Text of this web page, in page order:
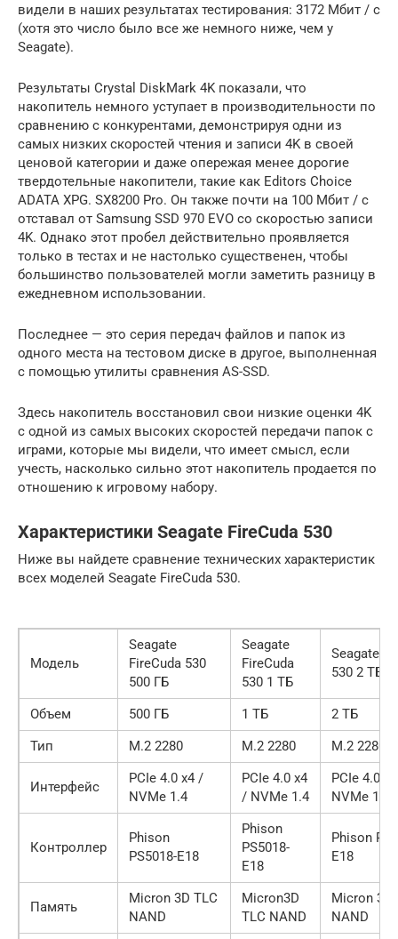
видели в наших результатах тестирования: 3172 Мбит / с
(хотя это число было все же немного ниже, чем у
Seagate).
Результаты Crystal DiskMark 4K показали, что
накопитель немного уступает в производительности по
сравнению с конкурентами, демонстрируя одни из
самых низких скоростей чтения и записи 4K в своей
ценовой категории и даже опережая менее дорогие
твердотельные накопители, такие как Editors Choice
ADATA XPG. SX8200 Pro. Он также почти на 100 Мбит / с
отставал от Samsung SSD 970 EVO со скоростью записи
4K. Однако этот пробел действительно проявляется
только в тестах и ​​не настолько существенен, чтобы
большинство пользователей могли заметить разницу в
ежедневном использовании.
Последнее — это серия передач файлов и папок из
одного места на тестовом диске в другое, выполненная
с помощью утилиты сравнения AS-SSD.
Здесь накопитель восстановил свои низкие оценки 4K
с одной из самых высоких скоростей передачи папок с
играми, которые мы видели, что имеет смысл, если
учесть, насколько сильно этот накопитель продается по
отношению к игровому набору.
Характеристики Seagate FireCuda 530
Ниже вы найдете сравнение технических характеристик
всех моделей Seagate FireCuda 530.
Модель
Seagate
FireCuda 530
500 ГБ
Seagate
FireCuda
530 1 ТБ
Seagate
530 2 ТБ
Объем 500 ГБ 1 ТБ
2 ТБ
Тип
M.2 2280 M.2 2280 M.2 2280
Интерфейс
PCIe 4.0 x4 /
NVMe 1.4
PCIe 4.0 x4
/ NVMe 1.4
PCIe 4.0
NVMe 1.4
Контроллер
Phison
PS5018-E18
Phison
PS5018-
E18
Phison
E18
Память
Micron 3D TLC
NAND
Micron3D
TLC NAND
Micron 3D
NAND